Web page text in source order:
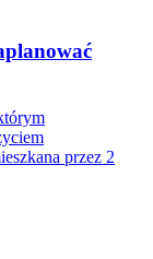
przez 2